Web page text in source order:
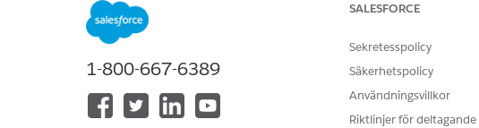
EnterpriseochUnlimited
ANVÄNDARBEHÖRIGHETER
Vanlig användaråtkomst för
1-800-667-6389
SALESFORCE
Sekretesspolicy
Säkerhetspolicy
Användningsvillkor
Riktlinjer för deltagande